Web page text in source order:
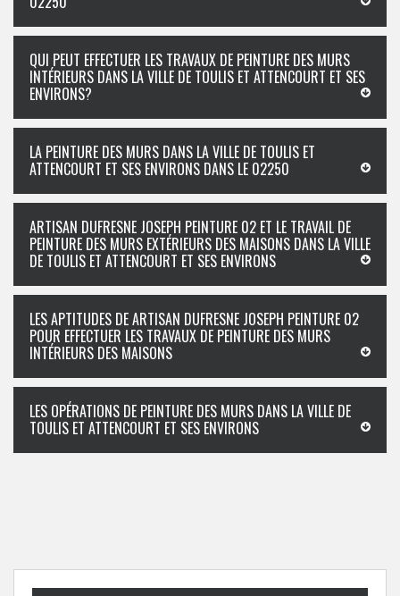
QUI PEUT EFFECTUER LES TRAVAUX DE PEINTURE DES MURS
INTÉRIEURS DANS LA VILLE DE TOULIS ET ATTENCOURT ET SES
ENVIRONS?
LA PEINTURE DES MURS DANS LA VILLE DE TOULIS ET
ATTENCOURT ET SES ENVIRONS DANS LE 02250
ARTISAN DUFRESNE JOSEPH PEINTURE 02 ET LE TRAVAIL DE
PEINTURE DES MURS EXTÉRIEURS DES MAISONS DANS LA VILLE
DE TOULIS ET ATTENCOURT ET SES ENVIRONS
LES APTITUDES DE ARTISAN DUFRESNE JOSEPH PEINTURE 02
POUR EFFECTUER LES TRAVAUX DE PEINTURE DES MURS
INTÉRIEURS DES MAISONS
LES OPÉRATIONS DE PEINTURE DES MURS DANS LA VILLE DE
TOULIS ET ATTENCOURT ET SES ENVIRONS